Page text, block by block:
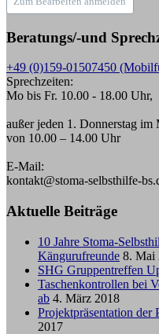
Beratungs/-und
+49 (0)159-01507450
Sprechzeiten:
Mo bis Fr. 10.00 - 18.00 Uhr,
außer jeden 1. Donnerstag
von 10.00 – 14.00 Uhr
E-Mail:
kontakt@stoma-selbsthilfe-
Aktuelle Beiträge
10 Jahre Stoma-
Kängurufreunde 8. Mai
SHG Gruppentreffen
Taschenkontrollen bei
ab 4. März 2018
Projektpräsentation der
2017